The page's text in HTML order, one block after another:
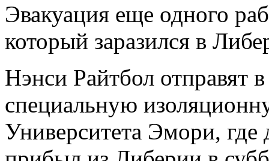
Эвакуация еще одного
который заразился в
Нэнси Райтбол отправят
специальную
Университета Эмори,